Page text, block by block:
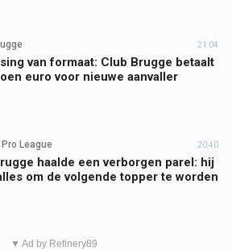
21:04
van formaat: Club Brugge betaalt
euro voor nieuwe aanvaller
League 20:40
haalde een verborgen parel: hij
om de volgende topper te worden
▼ Ad by Refinery89